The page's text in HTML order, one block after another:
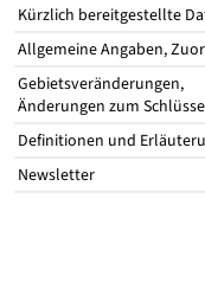
Kürzlich bereitgestellte
Allgemeine Angaben,
Gebietsveränderungen,
Änderungen zum
Definitionen und
Newsletter